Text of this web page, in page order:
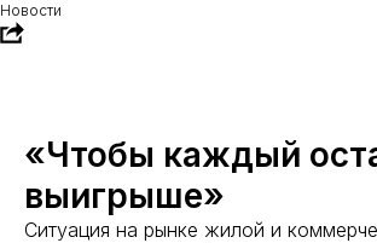
Новости
«Чтобы каждый
выигрыше»
Ситуация на рынке жилой и